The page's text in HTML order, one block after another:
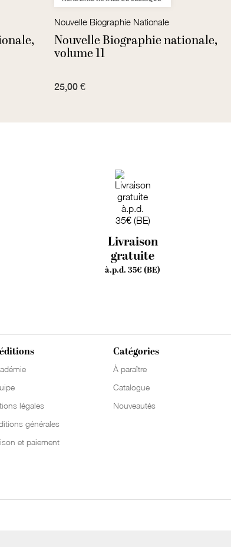
Nouvelle Biographie Nationale
Nouvelle Biographie nationale,
volume 11
25,00 €
Livraison
gratuite
à.p.d. 35€ (BE)
légales
générales
et paiement
Catégories
À paraître
Catalogue
Nouveautés